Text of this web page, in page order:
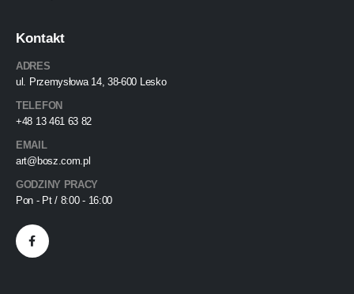
Kontakt
ADRES
ul. Przemysłowa 14, 38-600 Lesko
TELEFON
+48 13 461 63 82
EMAIL
art@bosz.com.pl
GODZINY PRACY
Pon - Pt / 8:00 - 16:00